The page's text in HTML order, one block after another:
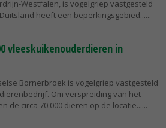
Westfalen, is vogelgriep vastgesteld
heeft een beperkingsgebied...
vleeskuikenouderdieren in
Bornerbroek is vogelgriep vastgesteld
Om verspreiding van het
de circa 70.000 dieren op de locatie...